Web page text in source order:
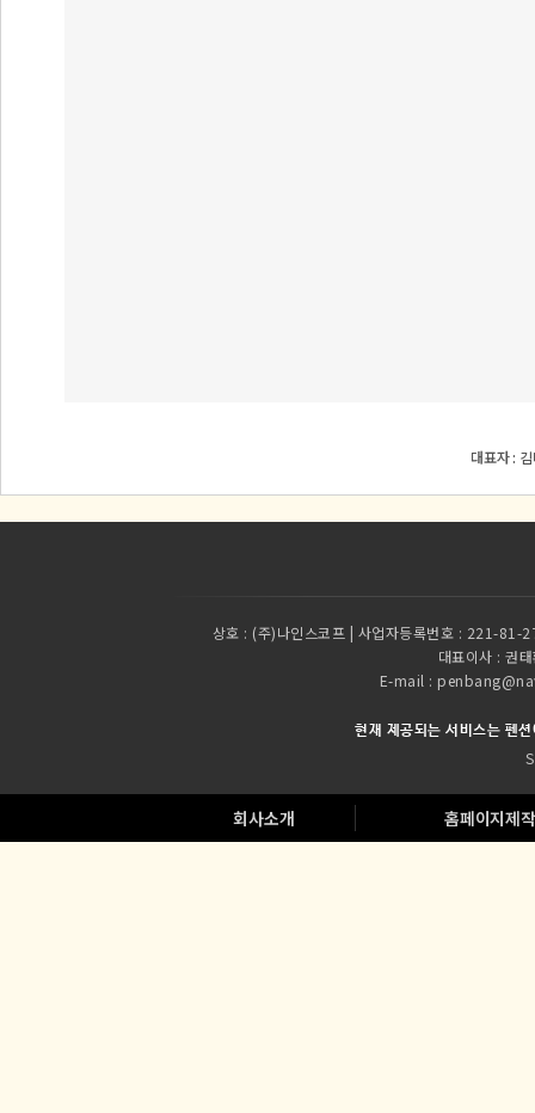
대표자 :
상호 : (주)나인스코프 | 사업자등록번호 : 221-81-
대표이사 : 권
E-mail :
현재 제공되는 서비스는 펜
회사소개 홈페이지제작